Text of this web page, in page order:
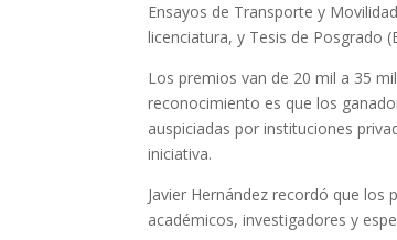
Ensayos de Transporte y
licenciatura, y Tesis de Posgrado
Los premios van de 20 mil a 35
reconocimiento es que los
auspiciadas por instituciones
iniciativa.
Javier Hernández recordó que
académicos, investigadores y